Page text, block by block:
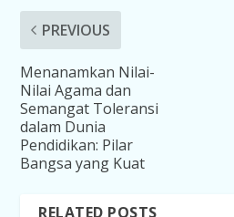
PREVIOUS
Menanamkan Nilai-
Nilai Agama dan
Semangat Toleransi
dalam Dunia
Pendidikan: Pilar
Bangsa yang Kuat
RELATED POSTS